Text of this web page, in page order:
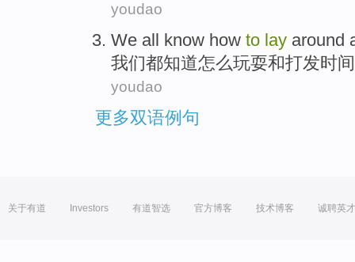
youdao
We all know how to lay around
我们都知道怎么玩耍和打发时间
youdao
更多双语例句
关于有道 Investors 有道智选 官方博客 技术博客 诚聘英才